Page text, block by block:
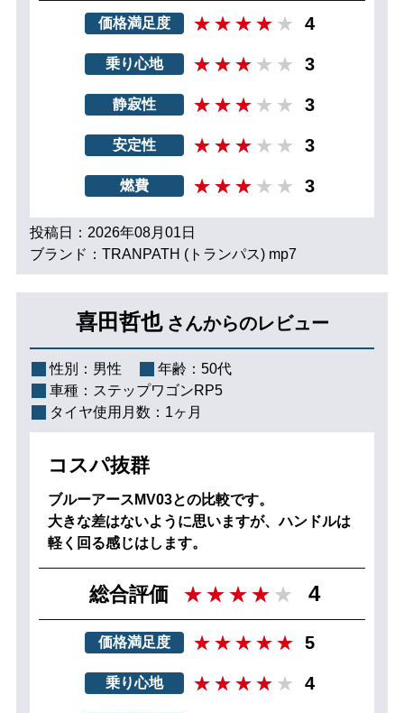
価格満足度 4
乗り心地 3
静寂性 3
安定性 3
燃費 3
投稿日：2026年08月01日
ブランド：TRANPATH (トランパス) mp7
喜田哲也 さんからのレビュー
性別： 男性 年齢： 50代
車種： ステップワゴンRP5
タイヤ使用月数： 1ヶ月
コスパ抜群
ブルーアースMV03との比較です。
大きな差はないように思いますが、ハンドルは
軽く回る感じはします。
総合評価 4
価格満足度 5
乗り心地 4